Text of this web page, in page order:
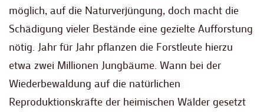
möglich, auf die Naturverjüngung, doch macht die
Schädigung vieler Bestände eine gezielte Aufforstung
nötig. Jahr für Jahr pflanzen die Forstleute hierzu
etwa zwei Millionen Jungbäume. Wann bei der
Wiederbewaldung auf die natürlichen
Reproduktionskräfte der heimischen Wälder gesetzt